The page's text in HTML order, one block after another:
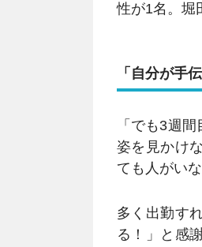
性が1名。堀
「自分が手
「でも3週
姿を見かけ
ても人がい
多く出勤す
る！」と感